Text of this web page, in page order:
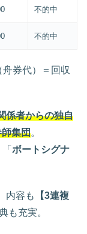
不的中
不的中
券代）＝回収
係者からの独自
集団。
ボートシグナ
内容も
【3連複
も充実。